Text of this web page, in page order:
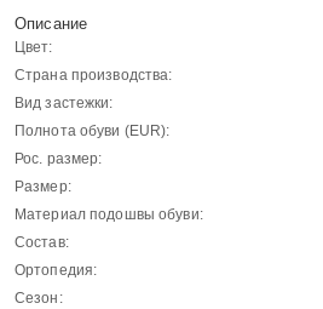
Описание
Цвет:
Страна производства:
Вид застежки:
Полнота обуви (EUR):
Рос. размер:
Размер:
Материал подошвы обуви:
Состав:
Ортопедия:
Сезон: